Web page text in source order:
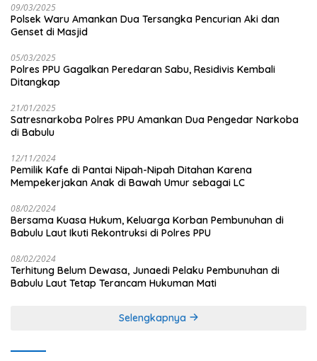
09/03/2025
Polsek Waru Amankan Dua Tersangka Pencurian Aki dan
Genset di Masjid
05/03/2025
Polres PPU Gagalkan Peredaran Sabu, Residivis Kembali
Ditangkap
21/01/2025
Satresnarkoba Polres PPU Amankan Dua Pengedar Narkoba
di Babulu
12/11/2024
Pemilik Kafe di Pantai Nipah-Nipah Ditahan Karena
Mempekerjakan Anak di Bawah Umur sebagai LC
08/02/2024
Bersama Kuasa Hukum, Keluarga Korban Pembunuhan di
Babulu Laut Ikuti Rekontruksi di Polres PPU
08/02/2024
Terhitung Belum Dewasa, Junaedi Pelaku Pembunuhan di
Babulu Laut Tetap Terancam Hukuman Mati
Selengkapnya